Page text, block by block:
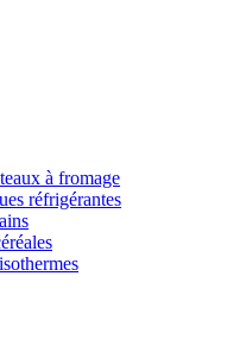
à fromage
réfrigérantes